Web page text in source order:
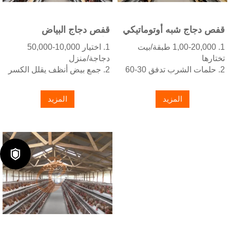
+8618830120193
قفص دجاج البياض
الأوتوماتيكي بالكامل من
النوع A
1. اختيار 10,000-50,000
دجاجة/منزل
2. جمع بيض أنظف يقلل الكسر
3. تحسين النظافة يساعد في
تقليل معدل الوفيات إلى <3%
5. رقم الاستقبال/واتساب:
+8618830120193
المزيد
قفص دجاج شبه أوتوماتيكي
من النوع H
1. 1,00-20,000 طبقة/بيت
تختارها
2. حلمات الشرب تدفق 30-60
3. مغطس ساخن بالزنك (طبقة
المزيد
